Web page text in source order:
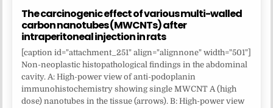
The carcinogenic effect of various multi-walled
carbon nanotubes (MWCNTs) after
intraperitoneal injection in rats
[caption id="attachment_251" align="alignnone" width="501"]
Non-neoplastic histopathological findings in the abdominal
cavity. A: High-power view of anti-podoplanin
immunohistochemistry showing single MWCNT A (high
dose) nanotubes in the tissue (arrows). B: High-power view